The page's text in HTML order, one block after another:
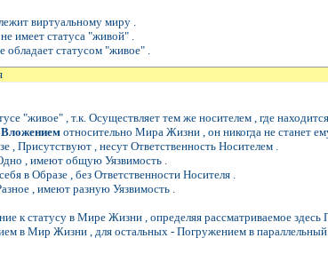
виртуальному миру .
имеет статуса "живой" .
обладает статусом "живое" .
"живое" , т.к. Осуществляет тем же носителем , где
Вложением относительно Мира Жизни , он никогда не станет
, Присутствуют , несут Ответственность Носителем .
, имеют общую Уязвимость .
в Образе , без Ответственности Носителя .
, имеют разную Уязвимость .
к статусу в Мире Жизни , определяя рассматриваемое здесь
в Мир Жизни , для остальных - Погружением в